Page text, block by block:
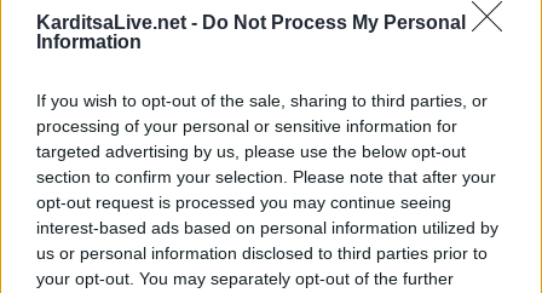
KarditsaLive.net - Do Not Process My Personal
Information
If you wish to opt-out of the sale, sharing to third parties, or
processing of your personal or sensitive information for
targeted advertising by us, please use the below opt-out
section to confirm your selection. Please note that after your
opt-out request is processed you may continue seeing
interest-based ads based on personal information utilized by
us or personal information disclosed to third parties prior to
your opt-out. You may separately opt-out of the further
Ειδικός Καρδιολόγος "Γεώργιος Κοντορούπης"
ΑΓΓΕΛΙΕΣ